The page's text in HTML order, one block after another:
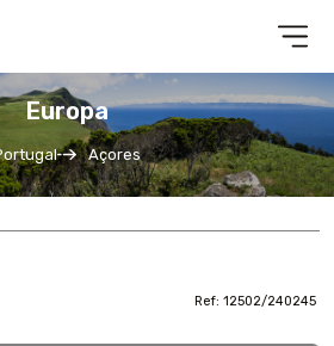
Europa
Açores
Ref: 12502/240245